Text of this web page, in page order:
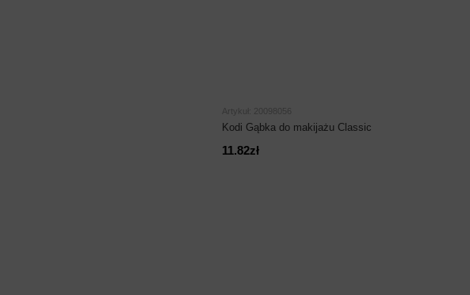
Artykuł: 20098056
Kodi Gąbka do makijażu Classic
11.82zł